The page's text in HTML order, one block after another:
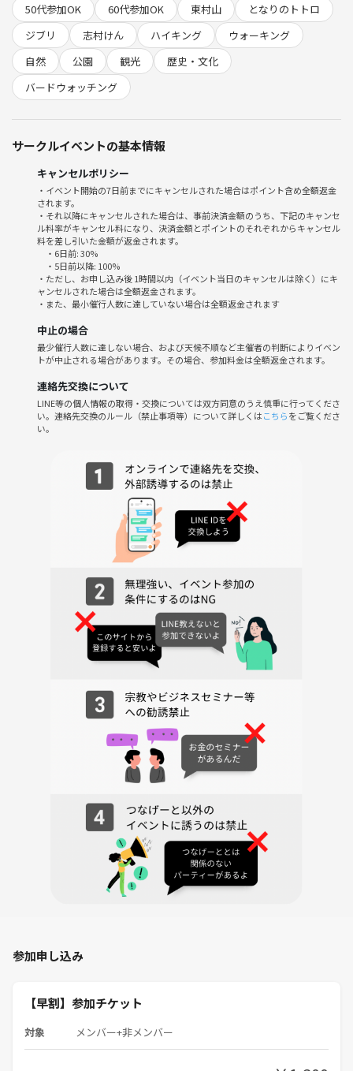
★☆★ つなげーとで「楽しい」を体験しよう ★☆★
・つなげーとには、多くのサークルと魅力的なイベントがたくさんあり
ます！
・サークル活動に参加することで、たくさんの人と出会い、新しい仲間
るかもしれません！
に出会いました！
－－－－－－－－－－－－－－－－－－－－－－－－－
【主な行先と見どころ】
①志村けんさんの銅像を見学
②志村けんさんのだいじょぶだァー饅頭をたべましょう！（希望者のみ
③正福寺地蔵堂（東京都に２つしかない国宝の建築物の１つ です）
④新山手病院（お母さんが入院している「七国山病院」のモデルとなっ
⑤八国山緑地（「七国山」のモデルになっているそうです）
⑥狭山公園（自然の多い場所です）
⑦トトロの作中では「神池」と呼ばれていましたが、そのモデルといわ
ジブリ映画「となりのトトロ」に出てくる「七国山」という地名を覚え
ていますか？ 『都立八国山緑地』は、そのモデルとなった場所と言わ
れています。なだらかな狭山丘陵の東端に位置し、園内全体にコナラや
クヌギなどの雑木林が広がる里山です。
東西1.9キロメートルほどの尾根道は、適度なアップダウンがあり散歩
やウォーキングにピッタリ。また公園内の数カ所に「ころころ広場」や
「ひだまり広場」などの開けた敷地が用意され、のんびり芝生でピクニ
ックを楽しむこともできます。
標高89.4メートルという低山ですが、抜けの良い場所からは辺り一帯を
見渡すことも。もともと上野、下野、常陸、安房、相模、駿河、信濃、
◇宅部池（たくべいけ）
『となりのトトロ』に登場する神池（かみいけ）のモデルになったとさ
れる、東京都狭山公園内にある池です。作中でめいが溺れそうになった
と勘違いされるシーンで登場する池のモチーフと言われています。
◇多摩湖（村山貯水池）
新東京百景、東やまと20景として東大和市のシンボルとなっている多摩
湖は、桜と紅葉の名所として知られ、憩いの場として親しまれていま
す。大正5年から昭和2年の間に建設され、水没移転や経済面で非常に歴
史的な価値の高いものです。また、水源涵養保安として周辺環境や生態
系への配慮がなされています。バードウォッチング、縄文式住居跡など
◆このイベントは「❷ハイキングレベル」です。今回、主にアスファル
イキングレベルにしています。スニーカーで参加可です。
レベルの低い順に以下の通りとなります。（レベルは主催者の感覚で記
載していますので感覚に個人差がある場合があります）
❶お散歩レベル→特別な装備は不要でスニーカー等で参加いただけま
50代参加OK
60代参加OK 東村山
となりのトトロ
ジブリ
志村けん ハイキング
ウォーキング
自然
公園 観光
歴史・文化
バードウォッチング
サークルイベントの基本情報
キャンセルポリシー
・イベント開始の7日前までにキャンセルされた場合はポイント含め全額返金
されます。
・それ以降にキャンセルされた場合は、事前決済金額のうち、下記のキャンセ
ル料率がキャンセル料になり、決済金額とポイントのそれぞれからキャンセル
料を差し引いた金額が返金されます。
・6日前: 30%
・5日前以降: 100%
・ただし、お申し込み後 1時間以内（イベント当日のキャンセルは除く）にキ
ャンセルされた場合は全額返金されます。
・また、最小催行人数に達していない場合は全額返金されます
中止の場合
最少催行人数に達しない場合、および天候不順など主催者の判断によりイベン
トが中止される場合があります。その場合、参加料金は全額返金されます。
連絡先交換について
LINE等の個人情報の取得・交換については双方同意のうえ慎重に行ってくださ
い。連絡先交換のルール（禁止事項等）について詳しくはこちらをご覧くださ
い。
参加申し込み
【早割】参加チケット
対象 メンバー+非メンバー